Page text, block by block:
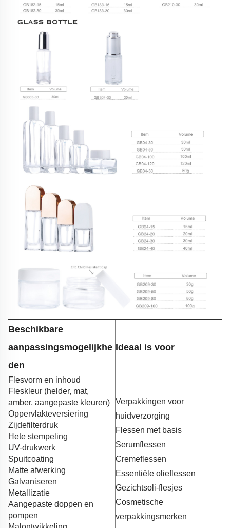
Beschikbare
aanpassingsmogelijkhe
den
Ideaal is voor
Flesvorm en inhoud
Fleskleur (helder, mat,
amber, aangepaste kleuren)
Oppervlakteversiering
Zijdefilterdruk
Hete stempeling
UV-drukwerk
Spuitcoating
Matte afwerking
Galvaniseren
Metallizatie
Aangepaste doppen en
pompen
Verpakkingen voor
huidverzorging
Flessen met basis
Serumflessen
Cremeflessen
Essentiële olieflessen
Gezichtsoli-flesjes
Cosmetische
verpakkingsmerken